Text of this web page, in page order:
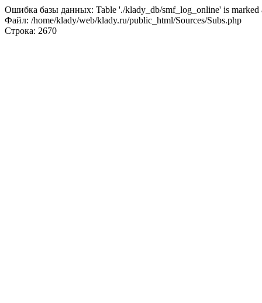
Ошибка базы данных: Table './klady_db/smf_log_online' is marked
Файл: /home/klady/web/klady.ru/public_html/Sources/Subs.php
Строка: 2670